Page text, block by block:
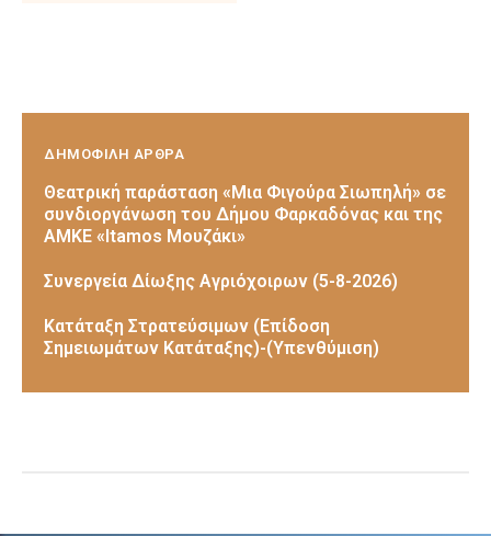
ΔΗΜΟΦΙΛΗ ΑΡΘΡΑ
Θεατρική παράσταση «Μια Φιγούρα Σιωπηλή» σε
συνδιοργάνωση του Δήμου Φαρκαδόνας και της
ΑΜΚΕ «Itamos Μουζάκι»
Συνεργεία Δίωξης Αγριόχοιρων (5-8-2026)
Κατάταξη Στρατεύσιμων (Επίδοση
Σημειωμάτων Κατάταξης)-(Υπενθύμιση)